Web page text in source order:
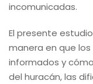
incomunicadas.
El presente
manera en que
informados y
del huracán, las